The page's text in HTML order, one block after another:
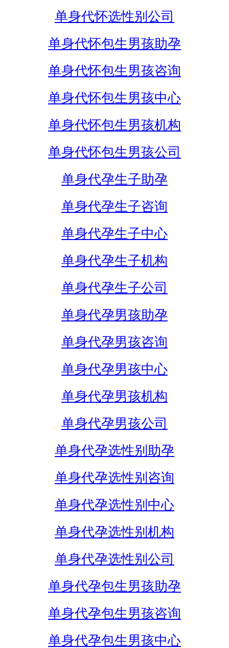
单身代怀选性别公司
单身代怀包生男孩助孕
单身代怀包生男孩咨询
单身代怀包生男孩中心
单身代怀包生男孩机构
单身代怀包生男孩公司
单身代孕生子助孕
单身代孕生子咨询
单身代孕生子中心
单身代孕生子机构
单身代孕生子公司
单身代孕男孩助孕
单身代孕男孩咨询
单身代孕男孩中心
单身代孕男孩机构
单身代孕男孩公司
单身代孕选性别助孕
单身代孕选性别咨询
单身代孕选性别中心
单身代孕选性别机构
单身代孕选性别公司
单身代孕包生男孩助孕
单身代孕包生男孩咨询
单身代孕包生男孩中心